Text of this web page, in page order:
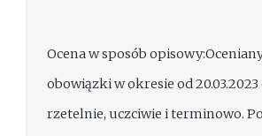
Ocena w sposób
obowiązki w okresie od 20.03.2023
rzetelnie, uczciwie i terminowo.